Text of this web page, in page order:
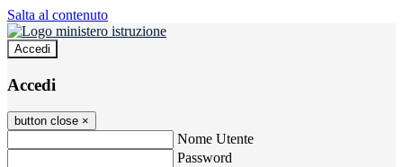
Salta al contenuto
Accedi
Accedi
button close ×
Nome Utente
Password